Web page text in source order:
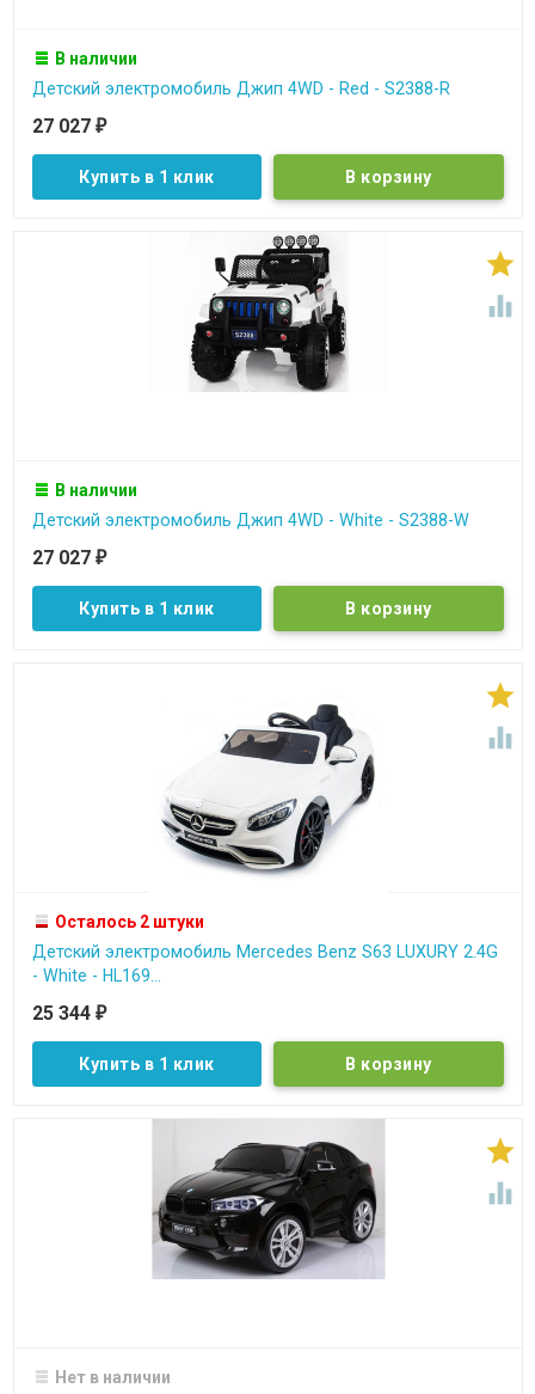
В наличии
Детский электромобиль Джип 4WD - Red - S2388-R
27 027 ₽
Купить в 1 клик


В наличии
Детский электромобиль Джип 4WD - White - S2388-W
27 027 ₽
Купить в 1 клик


Осталось 2 штуки
Детский электромобиль Mercedes Benz S63 LUXURY 2.4G
- White - HL169...
25 344 ₽
Купить в 1 клик


Нет в наличии